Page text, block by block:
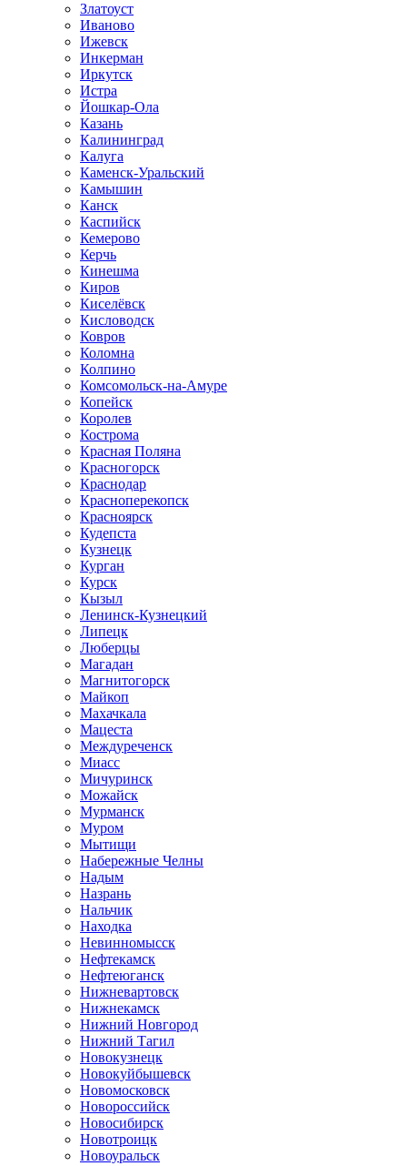
Златоуст
Иваново
Ижевск
Инкерман
Иркутск
Истра
Йошкар-Ола
Казань
Калининград
Калуга
Каменск-Уральский
Камышин
Канск
Каспийск
Кемерово
Керчь
Кинешма
Киров
Киселёвск
Кисловодск
Ковров
Коломна
Колпино
Комсомольск-на-Амуре
Копейск
Королев
Кострома
Красная Поляна
Красногорск
Краснодар
Красноперекопск
Красноярск
Кудепста
Кузнецк
Курган
Курск
Кызыл
Ленинск-Кузнецкий
Липецк
Люберцы
Магадан
Магнитогорск
Майкоп
Махачкала
Мацеста
Междуреченск
Миасс
Мичуринск
Можайск
Мурманск
Муром
Мытищи
Набережные Челны
Надым
Назрань
Нальчик
Находка
Невинномысск
Нефтекамск
Нефтеюганск
Нижневартовск
Нижнекамск
Нижний Новгород
Нижний Тагил
Новокузнецк
Новокуйбышевск
Новомосковск
Новороссийск
Новосибирск
Новотроицк
Новоуральск